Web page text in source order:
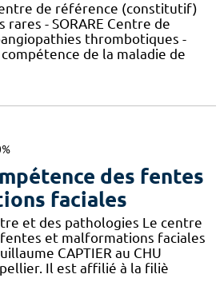
de référence (constitutif)
rares - SORARE Centre de
thrombotiques -
de la maladie de
des fentes
faciales
et des pathologies Le centre
et malformations faciales
CAPTIER au CHU
Il est affilié à la filiè